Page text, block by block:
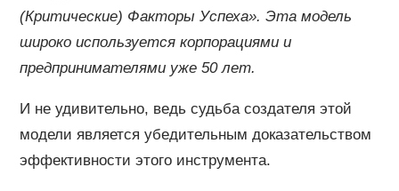
(Критические) Факторы Успеха». Эта модель
широко используется корпорациями и
предпринимателями уже 50 лет.
И не удивительно, ведь судьба создателя этой
модели является убедительным доказательством
эффективности этого инструмента.